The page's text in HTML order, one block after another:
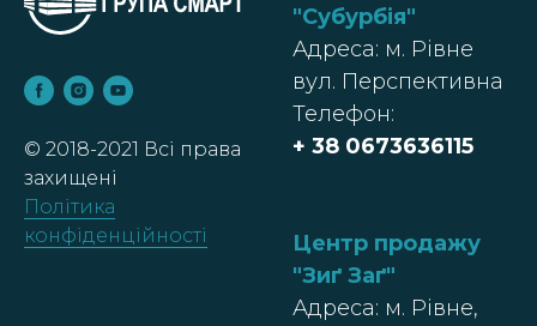
© 2018-2021 Всі права
захищені
Політика
конфіденційності
"Субурбія"
Адреса: м. Рівне
вул. Перспективна
Телефон:
+ 38 0673636115
Центр продажу
"Зиґ Заґ"
Адреса: м. Рівне,